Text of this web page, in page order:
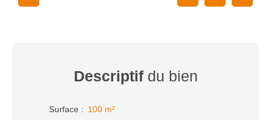
Descriptifdu bien
Surface : 100 m²